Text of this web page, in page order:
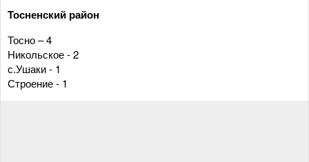
Тосненский район
Тосно – 4
Никольское - 2
с.Ушаки - 1
Строение - 1